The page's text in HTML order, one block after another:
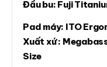
Đầu bu: Fuji
Pad máy: ITO
Xuất xứ :
Size